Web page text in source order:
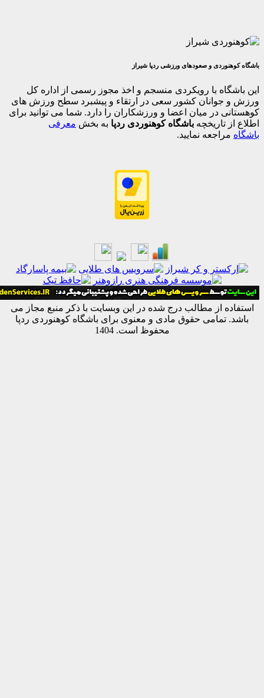
و صعودهای ورزشی ردپا شیراز
با رویکردی منسجم و اخذ مجوز رسمی از اداره کل
کشور سعی در ارتقاء و پیشبرد سطح ورزش های
در میان اعضا و ورزشکاران را دارد. شما می توانید برای
تاریخچه باشگاه کوهنوردی ردپابه بخش معرفی
نمایید.
از مطالب درج شده در این وبسایت با ذکر منبع مجاز می
تمامی حقوق مادی و معنوی برای باشگاه کوهنوردی ردپا
محفوظ است. 1404